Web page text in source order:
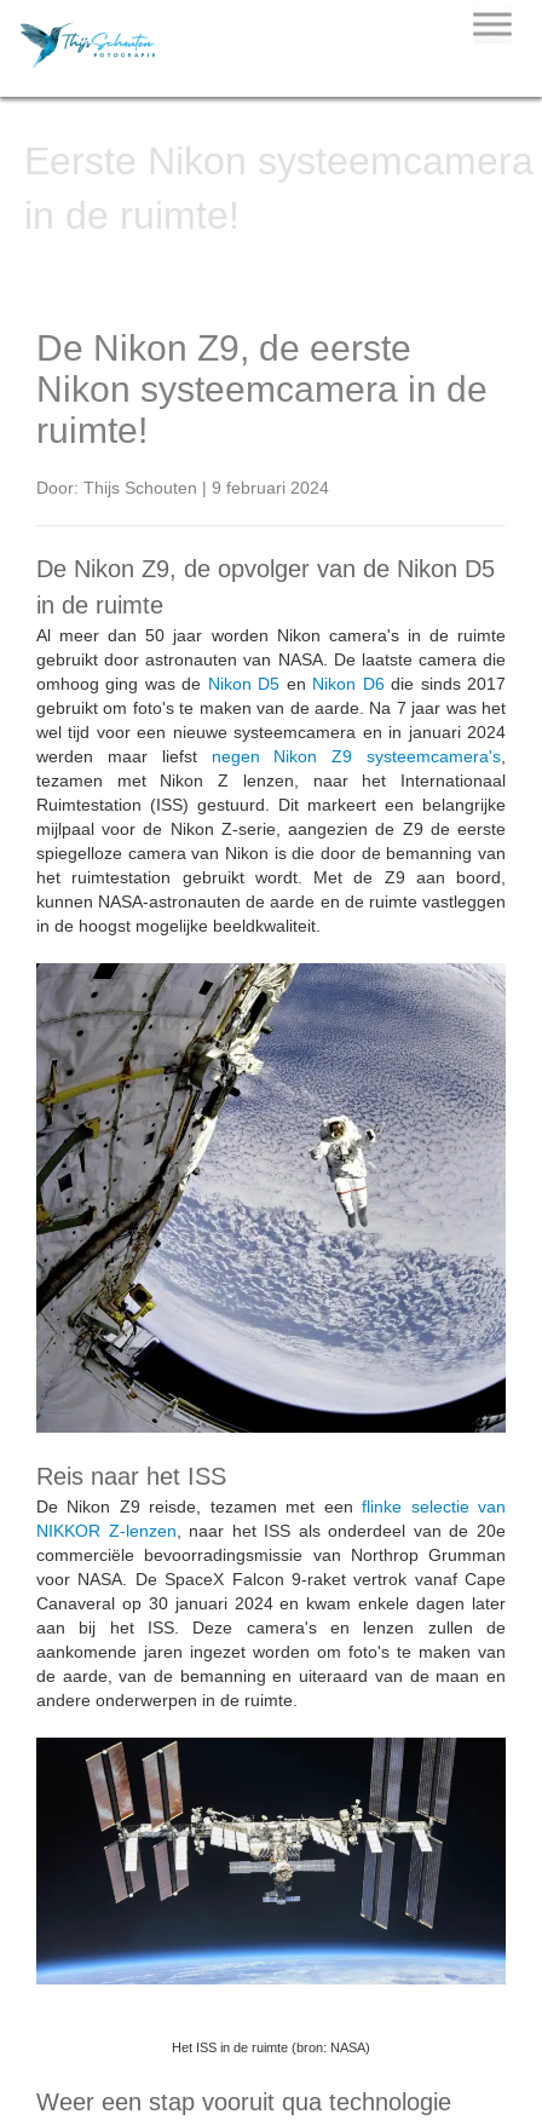
Eerste Nikon systeemcamera
in de ruimte!
De Nikon Z9, de eerste
Nikon systeemcamera in de
ruimte!
Door: Thijs Schouten | 9 februari 2024
De Nikon Z9, de opvolger van de Nikon D5
in de ruimte
Al meer dan 50 jaar worden Nikon camera's in de ruimte
gebruikt door astronauten van NASA. De laatste camera die
omhoog ging was de Nikon D5 en Nikon D6die sinds 2017
gebruikt om foto's te maken van de aarde. Na 7 jaar was het
wel tijd voor een nieuwe systeemcamera en in januari 2024
werden maar liefst negen Nikon Z9 systeemcamera's
tezamen met Nikon Z lenzen, naar het Internationaal
Ruimtestation (ISS) gestuurd. Dit markeert een belangrijke
mijlpaal voor de Nikon Z-serie, aangezien de Z9 de eerste
spiegelloze camera van Nikon is die door de bemanning van
het ruimtestation gebruikt wordt. Met de Z9 aan boord,
kunnen NASA-astronauten de aarde en de ruimte vastleggen
in de hoogst mogelijke beeldkwaliteit.
Reis naar het ISS
De Nikon Z9 reisde, tezamen met eenflinke selectie van
NIKKOR Z-lenzen , naar het ISS als onderdeel van de 20e
commerciële bevoorradingsmissie van Northrop Grumman
voor NASA. De SpaceX Falcon 9-raket vertrok vanaf Cape
Canaveral op 30 januari 2024 en kwam enkele dagen later
aan bij het ISS. Deze camera's en lenzen zullen de
aankomende jaren ingezet worden om foto's te maken van
de aarde, van de bemanning en uiteraard van de maan en
andere onderwerpen in de ruimte.
Het ISS in de ruimte (bron: NASA)
Weer een stap vooruit qua technologie